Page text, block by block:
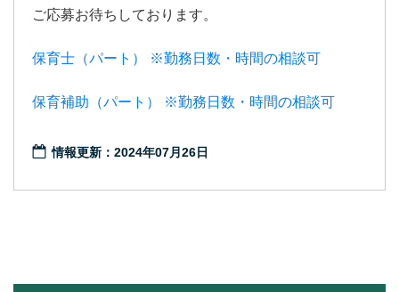
ご応募お待ちしております。
保育士（パート） ※勤務日数・時間の相談可
保育補助（パート） ※勤務日数・時間の相談可
情報更新：2024年07月26日